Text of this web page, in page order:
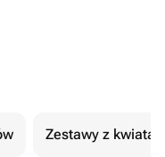
Zestawy z